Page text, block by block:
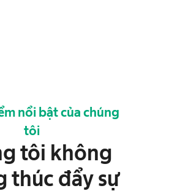
nổi bật của chúng
tôi
tôi không
thúc đẩy sự